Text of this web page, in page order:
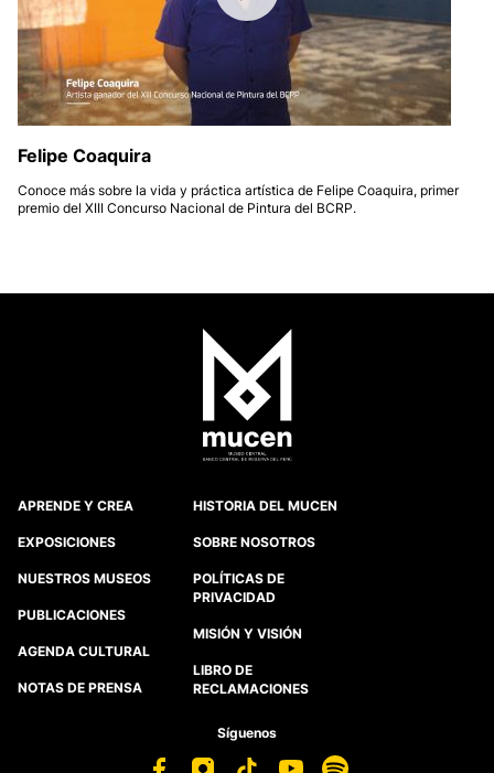
Felipe Coaquira
Conoce más sobre la vida y práctica artística de Felipe Coaquira, primer
premio del XIII Concurso Nacional de Pintura del BCRP.
APRENDE Y CREA
EXPOSICIONES
NUESTROS MUSEOS
PUBLICACIONES
AGENDA CULTURAL
NOTAS DE PRENSA
HISTORIA DEL MUCEN
SOBRE NOSOTROS
POLÍTICAS DE
PRIVACIDAD
MISIÓN Y VISIÓN
LIBRO DE
RECLAMACIONES
Síguenos